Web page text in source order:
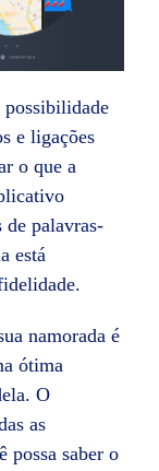
e ligações
o que a
de palavras-
está
namorada é
ótima
O
as
possa saber o